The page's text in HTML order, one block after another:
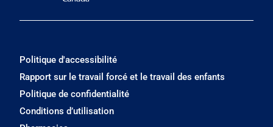
Politique d'accessibilité
Rapport sur le travail forcé et le travail des enfants
Politique de confidentialité
Conditions d’utilisation